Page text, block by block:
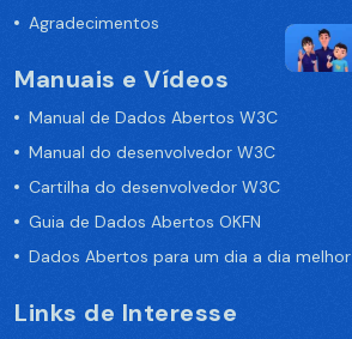
Agradecimentos
Manuais e Vídeos
Manual de Dados Abertos W3C
Manual do desenvolvedor W3C
Cartilha do desenvolvedor W3C
Guia de Dados Abertos OKFN
Dados Abertos para um dia a dia melhor
Links de Interesse